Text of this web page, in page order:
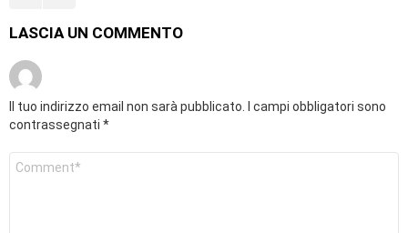
LASCIA UN COMMENTO
Il tuo indirizzo email non sarà pubblicato. I campi obbligatori sono
contrassegnati *